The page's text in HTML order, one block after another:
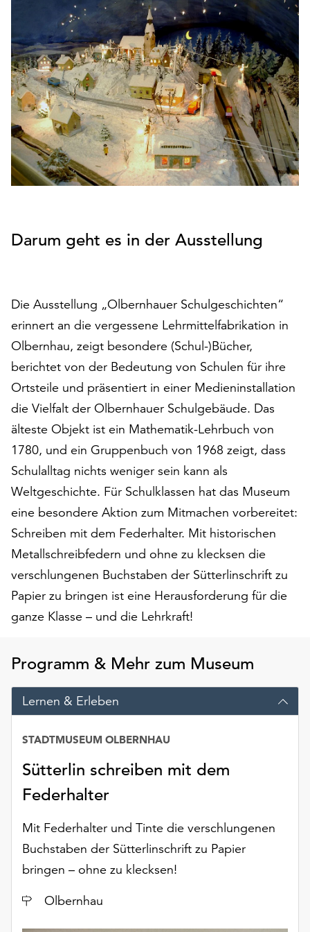
der
Seite
notwendig
sind
(funktionale
Cookies),
sowie
solche,
die
lediglich
Statistikzwecken
genutzt
Sie
auf
„Alle
akzeptieren“,
um
alle
Cookies
zu
akzeptieren.
Sie
können
Ihr
Einverständnis
jederzeit
ändern
und
Dafür
steht
Ihnen
am
der
Seite
die
Schaltfläche
Einstellungen“
Verfügung.
Funktionale
Cookies
werden
auch
ohne
Ihr
weiterhin
Darum geht es in der Ausstellung
Die Ausstellung „Olbernhauer Schulgeschichten“
erinnert an die vergessene Lehrmittelfabrikation in
Olbernhau, zeigt besondere (Schul-)Bücher,
berichtet von der Bedeutung von Schulen für ihre
Ortsteile und präsentiert in einer Medieninstallation
die Vielfalt der Olbernhauer Schulgebäude. Das
älteste Objekt ist ein Mathematik-Lehrbuch von
1780, und ein Gruppenbuch von 1968 zeigt, dass
Schulalltag nichts weniger sein kann als
Weltgeschichte. Für Schulklassen hat das Museum
eine besondere Aktion zum Mitmachen vorbereitet:
Schreiben mit dem Federhalter. Mit historischen
Metallschreibfedern und ohne zu klecksen die
verschlungenen Buchstaben der Sütterlinschrift zu
Papier zu bringen ist eine Herausforderung für die
ganze Klasse – und die Lehrkraft!
Programm & Mehr zum Museum
Lernen & Erleben
Sütterlin schreiben mit dem
Federhalter
STADTMUSEUM OLBERNHAU
Mit Federhalter und Tinte die verschlungenen
Buchstaben der Sütterlinschrift zu Papier
bringen – ohne zu klecksen!
Ort
Olbernhau